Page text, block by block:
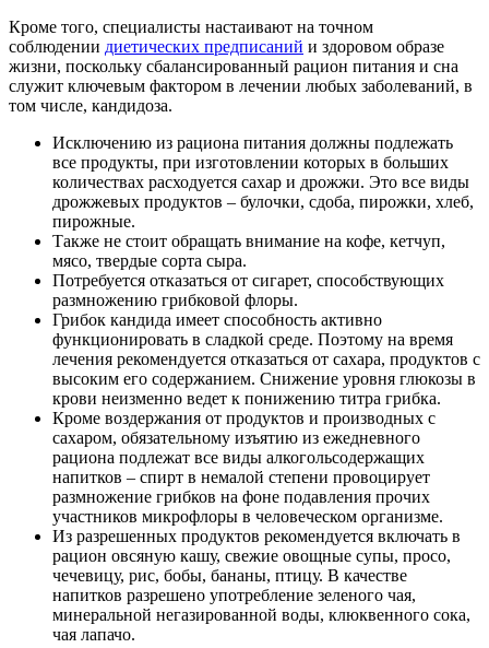
Кроме того, специалисты настаивают на точном
соблюдении диетических предписаний и здоровом образе
жизни, поскольку сбалансированный рацион питания и сна
служит ключевым фактором в лечении любых заболеваний, в
том числе, кандидоза.
Исключению из рациона питания должны подлежать
все продукты, при изготовлении которых в больших
количествах расходуется сахар и дрожжи. Это все виды
дрожжевых продуктов – булочки, сдоба, пирожки, хлеб,
пирожные.
Также не стоит обращать внимание на кофе, кетчуп,
мясо, твердые сорта сыра.
Потребуется отказаться от сигарет, способствующих
размножению грибковой флоры.
Грибок кандида имеет способность активно
функционировать в сладкой среде. Поэтому на время
лечения рекомендуется отказаться от сахара, продуктов с
высоким его содержанием. Снижение уровня глюкозы в
крови неизменно ведет к понижению титра грибка.
Кроме воздержания от продуктов и производных с
сахаром, обязательному изъятию из ежедневного
рациона подлежат все виды алкогольсодержащих
напитков – спирт в немалой степени провоцирует
размножение грибков на фоне подавления прочих
участников микрофлоры в человеческом организме.
Из разрешенных продуктов рекомендуется включать в
рацион овсяную кашу, свежие овощные супы, просо,
чечевицу, рис, бобы, бананы, птицу. В качестве
напитков разрешено употребление зеленого чая,
минеральной негазированной воды, клюквенного сока,
чая лапачо.